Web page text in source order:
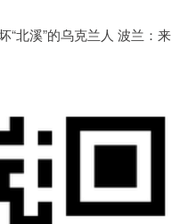
北溪”的乌克兰人 波兰：来